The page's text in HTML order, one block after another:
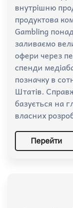
внутрішню
продуктова
Gambling
заливаємо
офери через
спенди
позначку в
Штатів.
базується на
власних
Перейти